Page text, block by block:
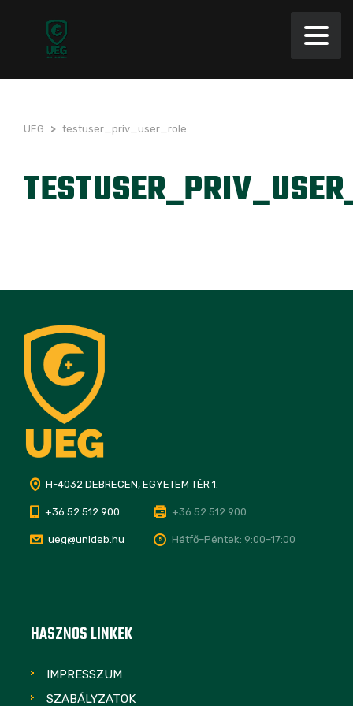
UEG > testuser_priv_user_role
H-4032 DEBRECEN, EGYETEM TÉR 1.
+36 52 512 900 +36 52 512 900
ueg@unideb.hu Hétfő–Péntek: 9:00–17:00
HASZNOS LINKEK
IMPRESSZUM
SZABÁLYZATOK